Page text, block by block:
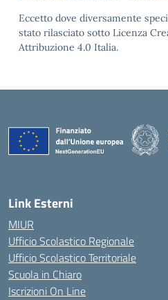
Eccetto dove diversamente
stato rilasciato sotto Licenza
Attribuzione 4.0 Italia.
Link Esterni
MIUR
Ufficio Scolastico Regionale
Ufficio Scolastico Territoriale
Scuola in Chiaro
Iscrizioni On Line